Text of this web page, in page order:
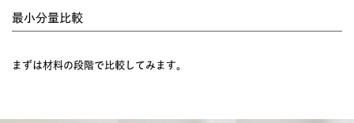
最小分量比較
まずは材料の段階で比較してみます。